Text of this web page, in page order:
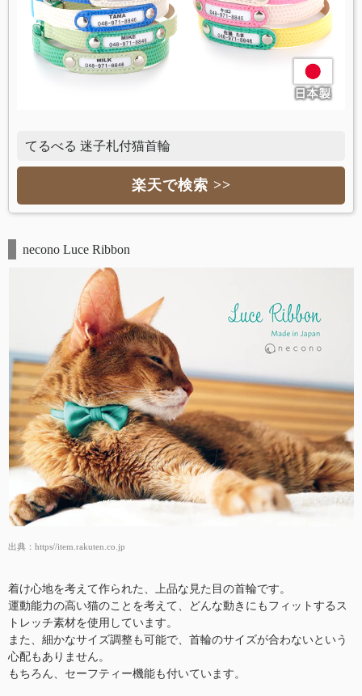
てるべる 迷子札付猫首輪
楽天で検索 >>
necono Luce Ribbon
出典： https//item.rakuten.co.jp
着け心地を考えて作られた、上品な見た目の首輪です。
運動能力の高い猫のことを考えて、どんな動きにもフィットするス
トレッチ素材を使用しています。
また、細かなサイズ調整も可能で、首輪のサイズが合わないという
心配もありません。
もちろん、セーフティー機能も付いています。